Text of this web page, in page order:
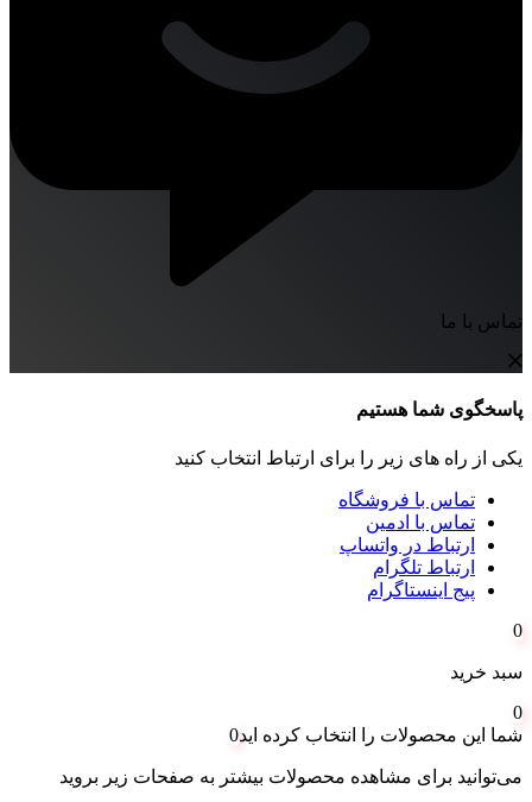
تماس با ما
پاسخگوی شما هستیم
یکی از راه های زیر را برای ارتباط انتخاب کنید
تماس با فروشگاه
تماس با ادمین
ارتباط در واتساپ
ارتباط تلگرام
پیج اینستاگرام
0
سبد خرید
0
شما این محصولات را انتخاب کرده اید0
می‌توانید برای مشاهده محصولات بیشتر به صفحات زیر بروید